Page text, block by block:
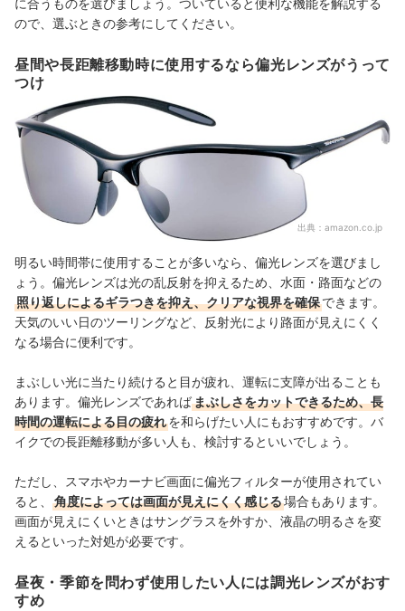
に合うものを選びましょう。ついていると便利な機能を解説する
ので、選ぶときの参考にしてください。
昼間や長距離移動時に使用するなら偏光レンズがうって
つけ
出典： amazon.co.jp
明るい時間帯に使用することが多いなら、偏光レンズを選びまし
ょう。偏光レンズは光の乱反射を抑えるため、水面・路面などの
照り返しによるギラつきを抑え、クリアな視界を確保できます。
天気のいい日のツーリングなど、反射光により路面が見えにくく
なる場合に便利です。
まぶしい光に当たり続けると目が疲れ、運転に支障が出ることも
あります。偏光レンズであればまぶしさをカットできるため、長
時間の運転による目の疲れを和らげたい人にもおすすめです。バ
イクでの長距離移動が多い人も、検討するといいでしょう。
ただし、スマホやカーナビ画面に偏光フィルターが使用されてい
ると、
角度によっては画面が見えにくく感じる場合もあります。
画面が見えにくいときはサングラスを外すか、液晶の明るさを変
えるといった対処が必要です。
昼夜・季節を問わず使用したい人には調光レンズがおす
すめ